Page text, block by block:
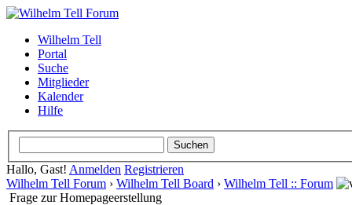
Wilhelm Tell
Portal
Suche
Mitglieder
Kalender
Hilfe
Hallo, Gast! Anmelden Registrieren
Wilhelm Tell Forum › Wilhelm Tell Board › Wilhelm Tell :: Forum
Frage zur Homepageerstellung